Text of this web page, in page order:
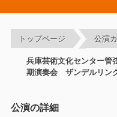
トップページ 公演
兵庫芸術文化センター
期演奏会 ザンデルリン
公演の詳細